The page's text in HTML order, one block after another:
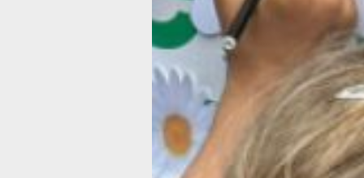
"Семьи идут сюда со своими
которые, как им кажется,
Это очень важно, чтобы семья могла
обратиться в одно место и решить
проблемы. Мы считаем, что лучше
время со своей семьей, со своими
нежели ходить по инстанциям и
справки", — отметил министр
защиты Александр Дорофеев.
На самом деле за этим простым
кроется кропотливая работа. Для